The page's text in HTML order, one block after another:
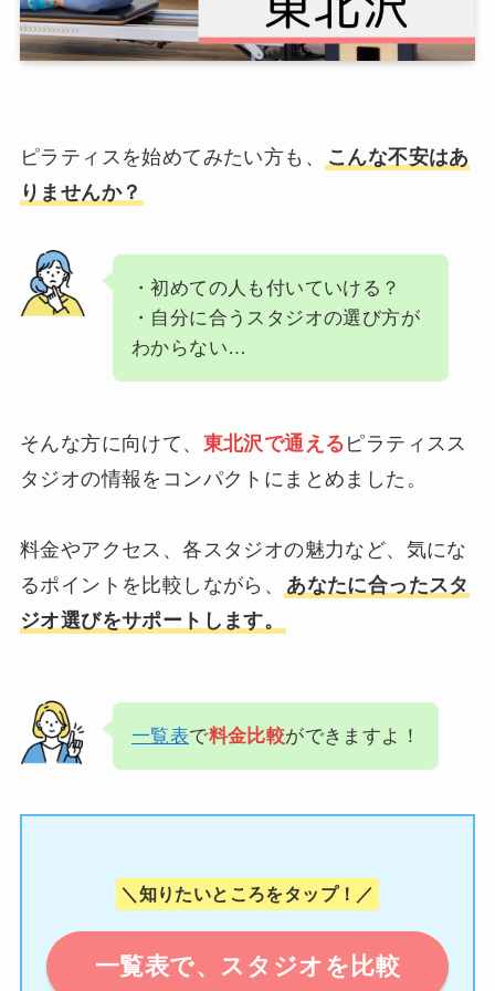
ピラティスを始めてみたい方も、
こんな不安はあ
りませんか？
・初めての人も付いていける？
・自分に合うスタジオの選び方が
わからない…
そんな方に向けて、 東北沢で通える ピラティスス
タジオの情報をコンパクトにまとめました。
料金やアクセス、各スタジオの魅力など、気にな
るポイントを比較しながら、
あなたに合ったスタ
ジオ選びをサポートします。
一覧表で料金比較ができますよ！
＼知りたいところをタップ！／
一覧表で、スタジオを比較